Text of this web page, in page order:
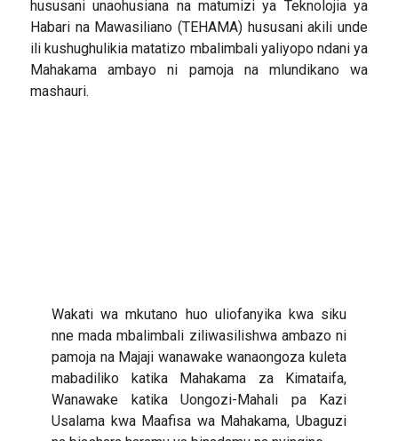
hususani unaohusiana na matumizi ya Teknolojia ya
Habari na Mawasiliano (TEHAMA) hususani akili unde
ili kushughulikia matatizo mbalimbali yaliyopo ndani ya
Mahakama ambayo ni pamoja na mlundikano wa
mashauri.
Wakati wa mkutano huo uliofanyika kwa siku
nne mada mbalimbali ziliwasilishwa ambazo ni
pamoja na Majaji wanawake wanaongoza kuleta
mabadiliko katika Mahakama za Kimataifa,
Wanawake katika Uongozi-Mahali pa Kazi
Usalama kwa Maafisa wa Mahakama, Ubaguzi